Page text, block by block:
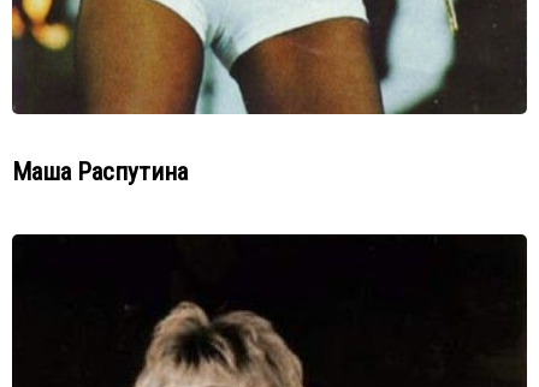
Маша Распутина